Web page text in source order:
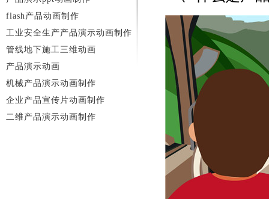
flash产品动画制作
工业安全生产产品演示动画制作
管线地下施工三维动画
产品演示动画
机械产品演示动画制作
企业产品宣传片动画制作
二维产品演示动画制作